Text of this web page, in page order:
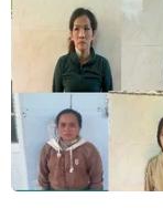
duy trì ở mức
32.612 tỷ đồng,